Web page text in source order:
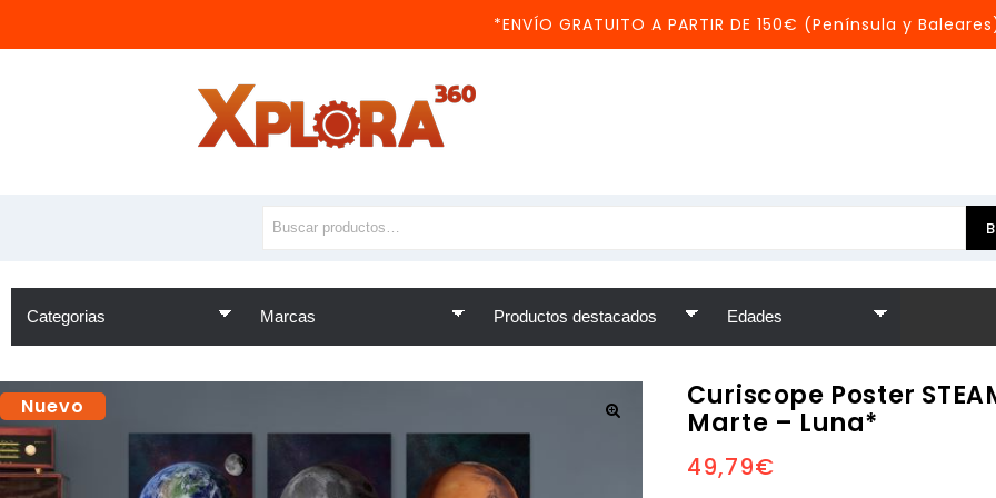
*ENVÍO GRATUITO A PARTIR DE 150€ (Península y
Nuevo
Curiscope Poster
Marte – Luna*
49,79€